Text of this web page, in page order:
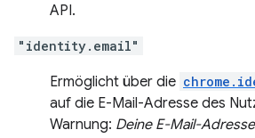
API.
"identity.email"
Ermöglicht über die
auf die E-Mail-Adresse des
Warnung: Deine E-Mail-